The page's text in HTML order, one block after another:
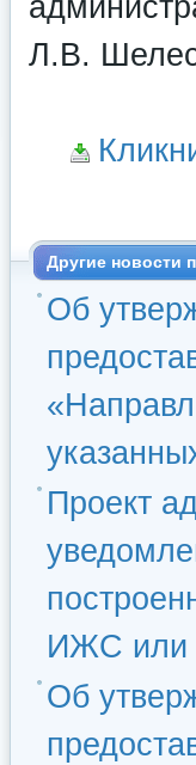
Л.В.
Другие новости
Об
Проект
ИЖС или
Об